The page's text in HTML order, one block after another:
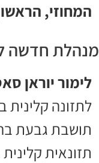
המחוזי,
מנהלת חדשה
לימור יוראן
לתזונה קלינית
תושבת גבעת
תזונאית